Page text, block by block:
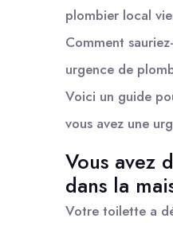
plombier local
Comment
urgence de
Voici un guide
vous avez une
Vous avez
dans la
Votre toilette a